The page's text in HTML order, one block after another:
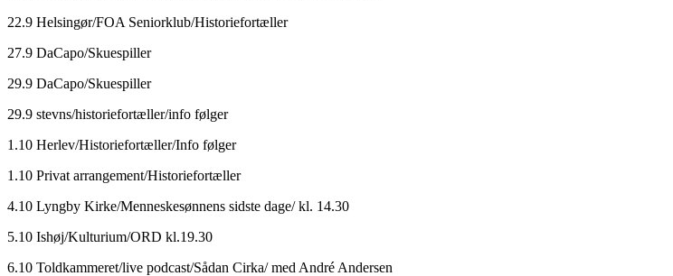
22.9 Helsingør/FOA Seniorklub/Historiefortæller
27.9 DaCapo/Skuespiller
29.9 DaCapo/Skuespiller
29.9 stevns/historiefortæller/info følger
1.10 Herlev/Historiefortæller/Info følger
1.10 Privat arrangement/Historiefortæller
4.10 Lyngby Kirke/Menneskesønnens sidste dage/ kl. 14.30
5.10 Ishøj/Kulturium/ORD kl.19.30
6.10 Toldkammeret/live podcast/Sådan Cirka/ med André Andersen